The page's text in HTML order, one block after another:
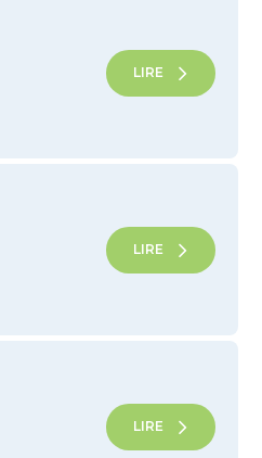
LIRE
LIRE
LIRE